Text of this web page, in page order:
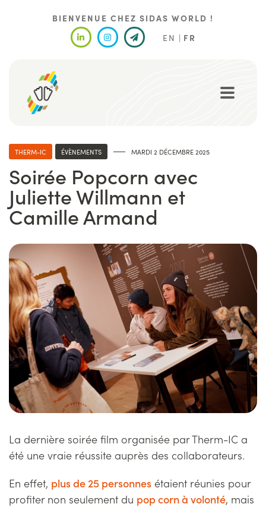
BIENVENUE CHEZ SIDAS WORLD !
EN
FR
THERM-IC ÉVÈNEMENTS MARDI 2 DÉCEMBRE 2025
Soirée Popcorn avec
Juliette Willmann et
Camille Armand
La dernière soirée film organisée par Therm-IC a
été une vraie réussite auprès des collaborateurs.
En effet, plus de 25 personnes étaient réunies pour
profiter non seulement du pop corn à volonté, mais